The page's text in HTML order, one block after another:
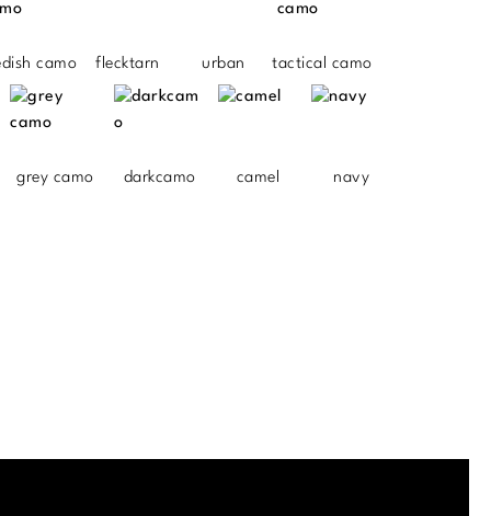
camo flecktarn urban tactical camo
grey camo darkcamo camel navy